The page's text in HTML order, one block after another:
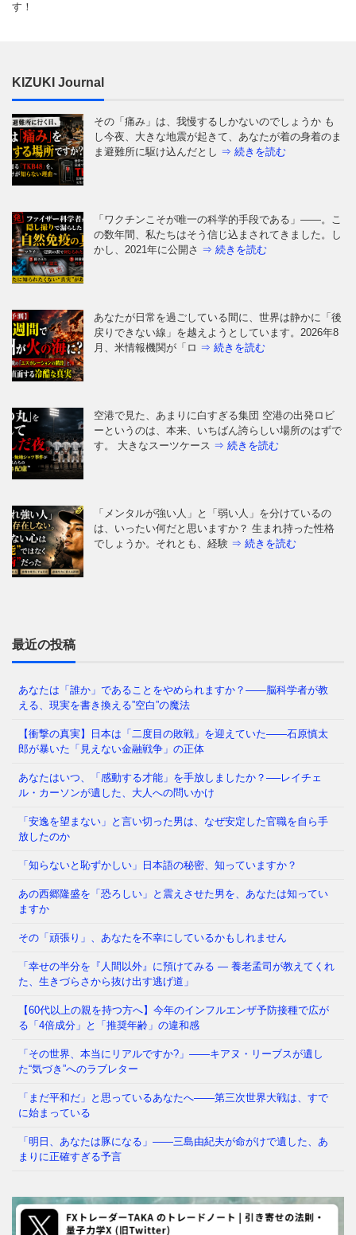
す！
KIZUKI Journal
「ワクチンこそが唯一の科学的手段である」——。こ
の数年間、私たちはそう信じ込まされてきました。し
かし、2021年に公開さ⇒ 続きを読む
あなたが日常を過ごしている間に、世界は静かに「後
戻りできない線」を越えようとしています。2026年8
月、米情報機関が「ロ
⇒ 続きを読む
空港で見た、あまりに白すぎる集団 空港の出発ロビ
ーというのは、本来、いちばん誇らしい場所のはずで
す。 大きなスーツケース ⇒ 続きを読む
「メンタルが強い人」と「弱い人」を分けているの
は、いったい何だと思いますか？ 生まれ持った性格
でしょうか。それとも、経験⇒ 続きを読む
かつて日本では、夜道を女性が一人で歩き、小学生が
塾帰りに一人で電車に乗る光景が、世界から羨まれる
「当たり前」でした。鍵を⇒ 続きを読む
今の日本を覆う重苦しい閉塞感。「この国はもうダメ
だ」という声が日常的に聞こえる一方で、客観的な数
字を見れば、私たちは依然
がっています。 議員たちの「海外視察」——その名
最近の投稿
あなたは「誰か」であることをやめられますか？——脳科学者が教
える、現実を書き換える”空白”の魔法
【衝撃の真実】日本は「二度目の敗戦」を迎えていた――石原慎太
郎が暴いた「見えない金融戦争」の正体
あなたはいつ、「感動する才能」を手放しましたか？──レイチェ
ル・カーソンが遺した、大人への問いかけ
「安逸を望まない」と言い切った男は、なぜ安定した官職を自ら手
放したのか
「知らないと恥ずかしい」日本語の秘密、知っていますか？
あの西郷隆盛を「恐ろしい」と震えさせた男を、あなたは知ってい
ますか
その「頑張り」、あなたを不幸にしているかもしれません
「幸せの半分を『人間以外』に預けてみる ― 養老孟司が教えてくれ
た、生きづらさから抜け出す逃げ道」
【60代以上の親を持つ方へ】今年のインフルエンザ予防接種で広が
る「4倍成分」と「推奨年齢」の違和感
「その世界、本当にリアルですか?」——キアヌ・リーブスが遺し
た“気づき”へのラブレター
「まだ平和だ」と思っているあなたへ——第三次世界大戦は、すで
に始まっている
「明日、あなたは豚になる」——三島由紀夫が命がけで遺した、あ
まりに正確すぎる予言